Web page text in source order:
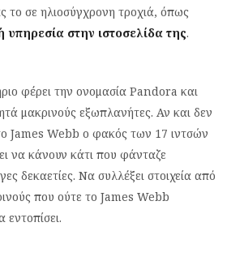
το σε ηλιοσύγχρονη τροχιά, όπως
υπηρεσία στην ιστοσελίδα της.
φέρει την ονομασία Pandora και
μακρινούς εξωπλανήτες. Αν και δεν
James Webb ο φακός των 17 ιντσών
να κάνουν κάτι που φάνταζε
δεκαετίες. Να συλλέξει στοιχεία από
που ούτε το James Webb